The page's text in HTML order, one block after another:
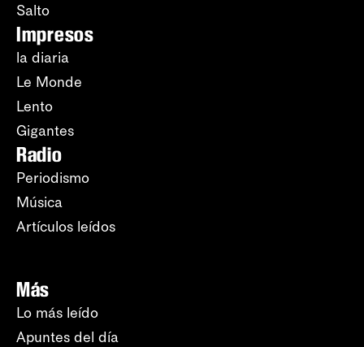
Salto
Impresos
la diaria
Le Monde
Lento
Gigantes
Radio
Periodismo
Música
Artículos leídos
Más
Lo más leído
Apuntes del día